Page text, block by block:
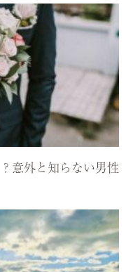
意外と知らない男性